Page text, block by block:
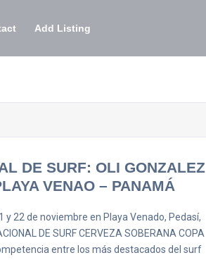
Add Listing
DE SURF: OLI GONZALEZ
VENAO – PANAMÁ
22 de noviembre en Playa Venado, Pedasí,
DE SURF CERVEZA SOBERANA COPA
entre los más destacados del surf